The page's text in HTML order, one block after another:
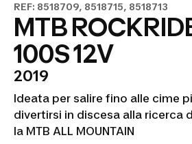
REF: 8518709, 8518715, 8518713
MTB
100S 12V
2019
Ideata per salire fino alle cime
divertirsi in discesa alla ricerca
la MTB ALL MOUNTAIN